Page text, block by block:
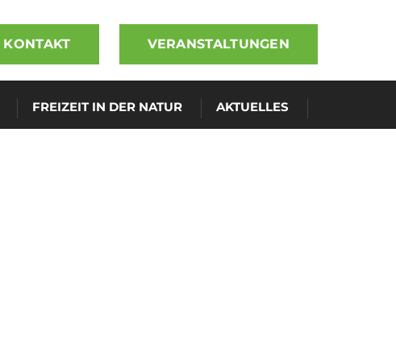
KONTAKT VERANSTALTUNGEN
FREIZEIT IN DER NATUR AKTUELLES